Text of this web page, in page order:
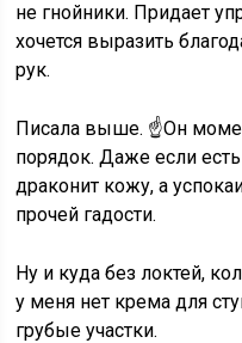
не гнойники. Придает
хочется выразить
рук.
Писала выше. ☝️Он
порядок. Даже если
драконит кожу, а
прочей гадости.
Ну и куда без локтей,
у меня нет крема для
грубые участки.